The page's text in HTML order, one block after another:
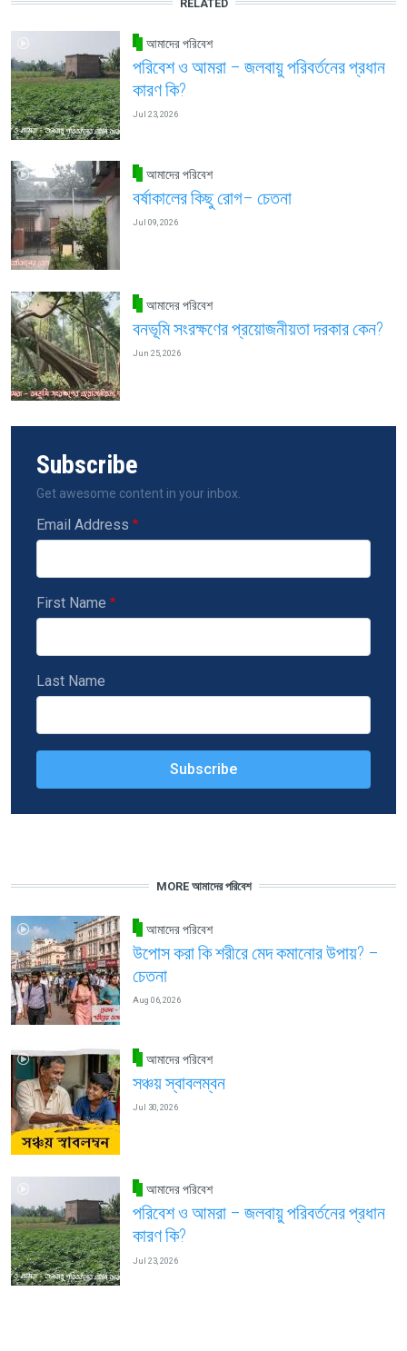
RELATED
আমাদের পরিবেশ
পরিবেশ ও আমরা – জলবায়ু পরিবর্তনের প্রধান
কারণ কি?
Jul 23, 2026
আমাদের পরিবেশ
বর্ষাকালের কিছু রোগ– চেতনা
Jul 09, 2026
আমাদের পরিবেশ
বনভূমি সংরক্ষণের প্রয়োজনীয়তা দরকার কেন?
Jun 25, 2026
Subscribe
Get awesome content in your inbox.
Email Address
First Name
Last Name
MORE আমাদের পরিবেশ
আমাদের পরিবেশ
উপোস করা কি শরীরে মেদ কমানোর উপায়? –
চেতনা
Aug 06, 2026
আমাদের পরিবেশ
সঞ্চয় স্বাবলম্বন
Jul 30, 2026
আমাদের পরিবেশ
পরিবেশ ও আমরা – জলবায়ু পরিবর্তনের প্রধান
কারণ কি?
Jul 23, 2026